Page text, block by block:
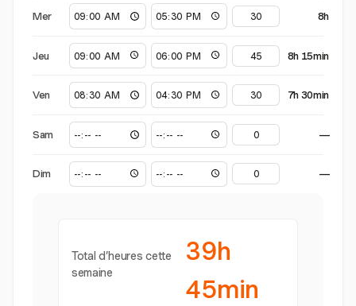
Mer 8h
Jeu 8h 15min
Ven 7h 30min
Sam —
Dim —
Total d’heures cette
semaine
39h
45min